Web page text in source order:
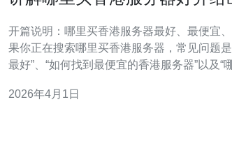
开篇说明：哪里买香港服务器最好、最便宜
果你正在搜索哪里买香港服务器，常见问题
最好”、“如何找到最便宜的香港服务器”以及“
宽、延迟和合规性展开详尽评测与建议，并给
2026年4月1日